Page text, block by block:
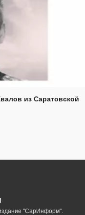
из Саратовской
"СарИнформ".